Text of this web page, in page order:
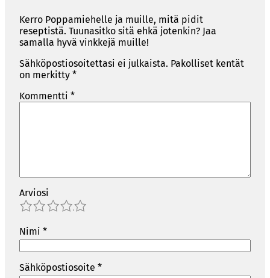
Kerro Poppamiehelle ja muille, mitä pidit
reseptistä. Tuunasitko sitä ehkä jotenkin? Jaa
samalla hyvä vinkkejä muille!
Sähköpostiosoitettasi ei julkaista. Pakolliset kentät
on merkitty *
Kommentti *
Arviosi
4
3
2
1
Nimi *
Sähköpostiosoite *